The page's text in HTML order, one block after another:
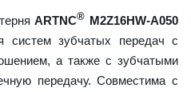
ARTNC® M2Z16HW-A050
систем зубчатых передач с
а также с зубчатыми
передачу. Совместима с